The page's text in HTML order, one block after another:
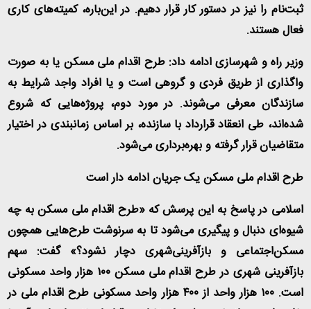
ثبت‌نام را نیز در دستور کار قرار دهیم. در این‌باره، کمیته‌های کاری
فعال هستند.
وزیر راه و شهرسازی ادامه داد: طرح اقدام ملی مسکن یا به صورت
واگذاری از طریق فردی و گروهی است و یا افراد واجد شرایط به
سازندگان معرفی می‌شوند. در مورد دوم، پروژه‌هایی که شروع
شده‌اند، طی انعقاد قرارداد با سازنده، بر اساس زمانبندی در اختیار
متقاضیان قرار گرفته و بهره‌برداری می‌شود.
طرح اقدام ملی مسکن یک جریان ادامه دار است
اسلامی در پاسخ به این پرسش که «طرح اقدام ملی مسکن به چه
شیوه‌ای دنبال و پیگیری می‌شود تا به سرنوشت طرح‌هایی همچون
مسکن‌اجتماعی و بازآفرینی‌شهری دچار نشود؟» گفت: سهم
بازآفرینی شهری در طرح اقدام ملی مسکن ۱۰۰ هزار واحد مسکونی
است. ۱۰۰ هزار واحد از ۴۰۰ هزار واحد مسکونی طرح اقدام ملی در